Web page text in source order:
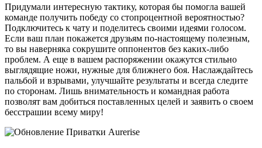
Придумали интересную тактику, которая бы помогла вашей
команде получить победу со стопроцентной вероятностью?
Подключитесь к чату и поделитесь своими идеями голосом.
Если ваш план покажется друзьям по-настоящему полезным,
то вы наверняка сокрушите оппонентов без каких-либо
проблем. А еще в вашем распоряжении окажутся стильно
выглядящие ножи, нужные для ближнего боя. Наслаждайтесь
пальбой и взрывами, улучшайте результаты и всегда следите
по сторонам. Лишь внимательность и командная работа
позволят вам добиться поставленных целей и заявить о своем
бесстрашии всему миру!